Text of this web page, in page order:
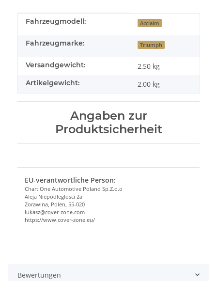
Produkteigenschaft
Wert
Fahrzeugmodell: Acclaim
Fahrzeugmarke: Triumph
Versandgewicht: 2,50 kg
Artikelgewicht: 2,00 kg
Angaben zur
Produktsicherheit
EU-verantwortliche Person:
Chart One Automotive Poland Sp.Z.o.o
Aleja Niepodleglosci 2a
Zorawina, Polen, 55-020
lukasz@cover-zone.com
https://www.cover-zone.eu/
Bewertungen